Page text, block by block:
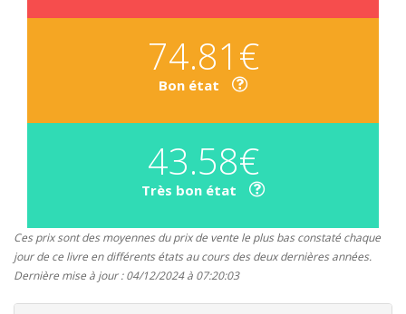
74.81€
Bon état
43.58€
Très bon état
Ces prix sont des moyennes du prix de vente le plus bas constaté chaque
jour de ce livre en différents états au cours des deux dernières années.
Dernière mise à jour : 04/12/2024 à 07:20:03